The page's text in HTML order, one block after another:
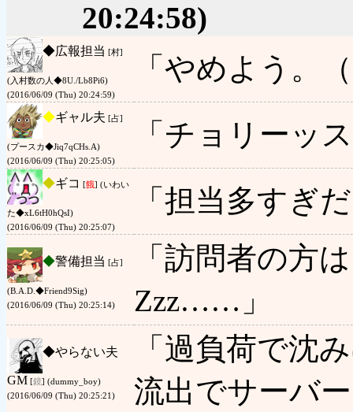
20:24:58)
◆広報担当 [村]
(入村数の人◆8U./Lb8Pi6)
(2016/06/09 (Thu) 20:24:59)
「やめよう。
◆ギャル夫 [占]
(プースカ◆Jiq7qCHs.A)
(2016/06/09 (Thu) 20:25:05)
「チョリーッ
◆ギコ [餓] (いわい
た◆xL6tH0hQsI)
(2016/06/09 (Thu) 20:25:07)
「担当多すぎ
◆警備担当 [占]
(B.A.D.◆Friend9Sig)
(2016/06/09 (Thu) 20:25:14)
「訪問者の方
Zzz……」
◆やらない夫
GM [鏡] (dummy_boy)
(2016/06/09 (Thu) 20:25:21)
「過負荷で沈
流出でサーバ